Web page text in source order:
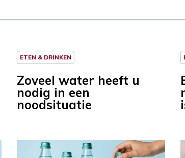
ETEN & DRINKEN
Zoveel water heeft u
nodig in een
noodsituatie